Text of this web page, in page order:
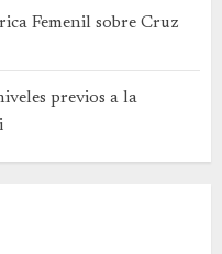
Femenil sobre Cruz
previos a la